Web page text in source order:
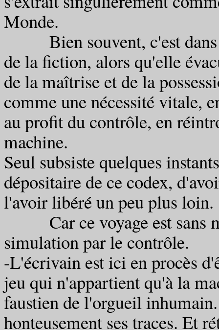
Monde.
Bien souvent, c'est dans
de la fiction, alors qu'elle
de la maîtrise et de la
comme une nécessité vitale,
au profit du contrôle, en
machine.
Seul subsiste quelques
dépositaire de ce codex,
l'avoir libéré un peu plus loin.
Car ce voyage est sans
simulation par le contrôle.
-L'écrivain est ici en procès
jeu qui n'appartient qu'à la
faustien de l'orgueil
honteusement ses traces. Et